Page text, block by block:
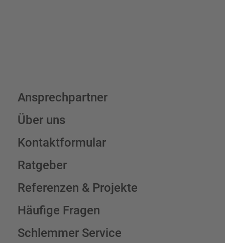
Ansprechpartner
Über uns
Kontaktformular
Ratgeber
Referenzen & Projekte
Häufige Fragen
Schlemmer Service